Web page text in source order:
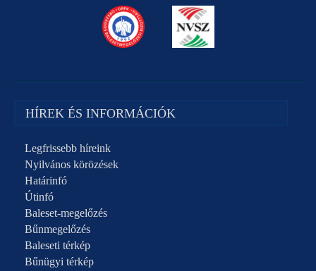
HÍREK ÉS INFORMÁCIÓK
Legfrissebb híreink
Nyilvános körözések
Határinfó
Útinfó
Baleset-megelőzés
Bűnmegelőzés
Baleseti térkép
Bűnügyi térkép